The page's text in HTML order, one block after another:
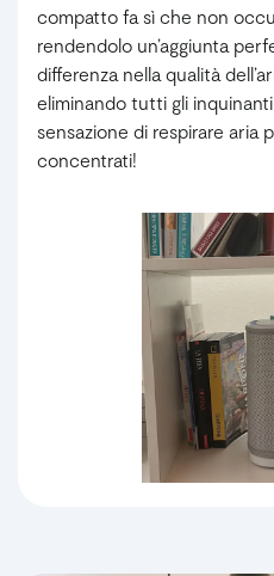
compatto fa sì che non
rendendolo un’aggiunta
differenza nella qualità
eliminando tutti gli
sensazione di respirare aria
concentrati!